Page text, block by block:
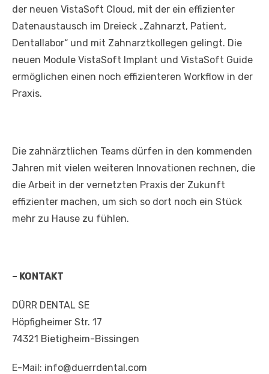
der neuen VistaSoft Cloud, mit der ein effizienter
Datenaustausch im Dreieck „Zahnarzt, Patient,
Dentallabor“ und mit Zahnarztkollegen gelingt. Die
neuen Module VistaSoft Implant und VistaSoft Guide
ermöglichen einen noch effizienteren Workflow in der
Praxis.
Die zahnärztlichen Teams dürfen in den kommenden
Jahren mit vielen weiteren Innovationen rechnen, die
die Arbeit in der vernetzten Praxis der Zukunft
effizienter machen, um sich so dort noch ein Stück
mehr zu Hause zu fühlen.
– KONTAKT
DÜRR DENTAL SE
Höpfigheimer Str. 17
74321 Bietigheim-Bissingen
E-Mail: info@duerrdental.com